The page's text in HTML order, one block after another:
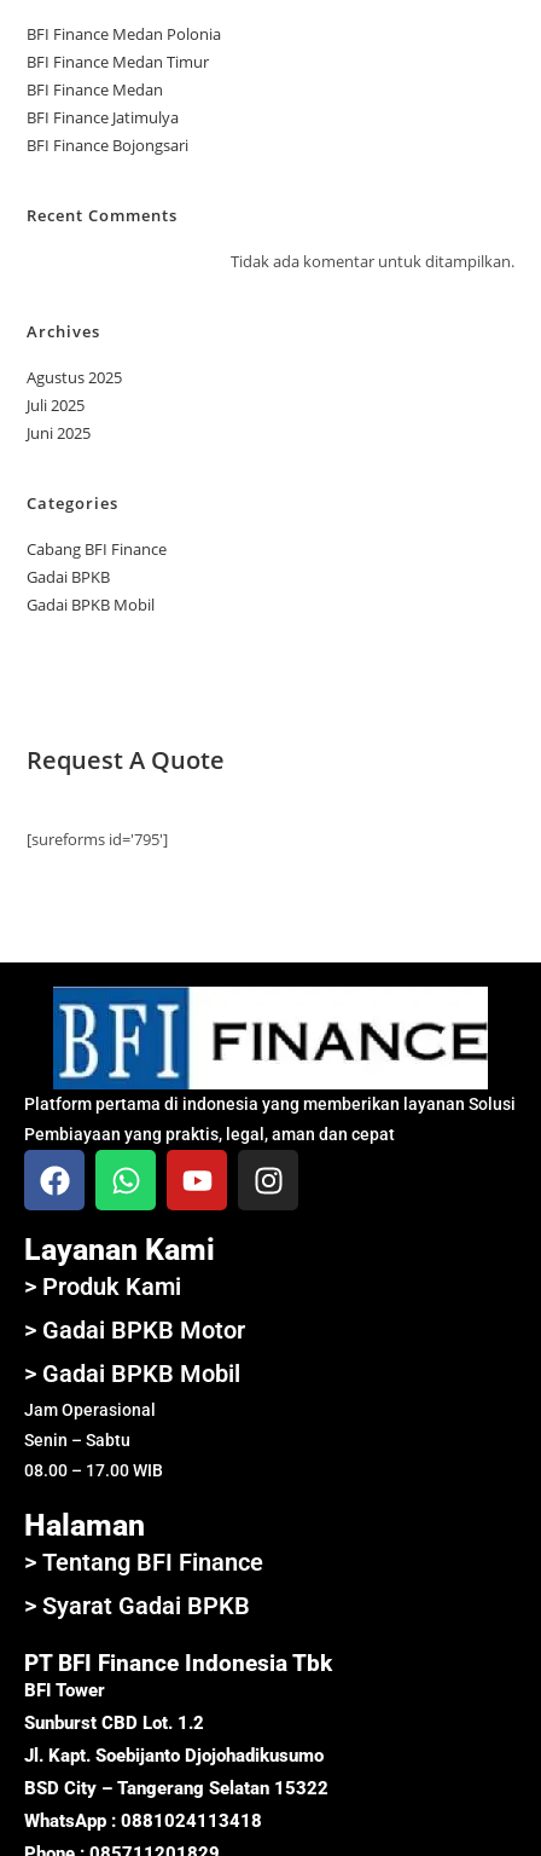
BFI Finance Medan Polonia
BFI Finance Medan Timur
BFI Finance Medan
BFI Finance Jatimulya
BFI Finance Bojongsari
Recent Comments
Tidak ada komentar untuk ditampilkan.
Archives
Agustus 2025
Juli 2025
Juni 2025
Categories
Cabang BFI Finance
Gadai BPKB
Gadai BPKB Mobil
Request A Quote
[sureforms id='795']
Platform pertama di indonesia yang memberikan layanan Solusi
Pembiayaan yang praktis, legal, aman dan cepat
Layanan Kami
> Produk Kami
> Gadai BPKB Motor
> Gadai BPKB Mobil
Jam Operasional
Senin – Sabtu
08.00 – 17.00 WIB
Halaman
> Tentang BFI Finance
> Syarat Gadai BPKB
PT BFI Finance Indonesia Tbk
BFI Tower
Sunburst CBD Lot. 1.2
Jl. Kapt. Soebijanto Djojohadikusumo
BSD City – Tangerang Selatan 15322
WhatsApp : 0881024113418